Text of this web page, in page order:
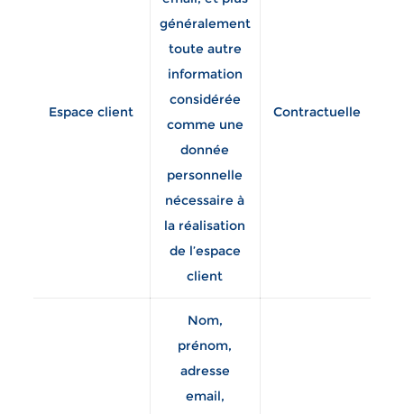
Espace client
généralement
toute autre
information
considérée
comme une
donnée
personnelle
nécessaire à
la réalisation
de l’espace
client
Contractuelle
Nom,
prénom,
adresse
email,